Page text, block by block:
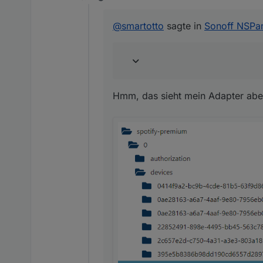
Hmm, das sieht mein
Offline
@smartotto sagte in Sonoff
Hmm, das sieht mein Adapter